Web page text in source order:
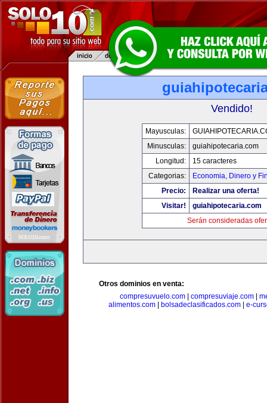
Vendido!
Mayusculas:
Minusculas:
guiahipotecaria.com
Longitud:
15 caracteres
Categorias:
Economia, Dinero y
Precio:
Realizar una oferta!
Visitar!
guiahipotecaria.com
Serán consideradas
Otros dominios en venta:
compresuvuelo.com
compresuviaje.com
alimentos.com
bolsadeclasificados.com e-